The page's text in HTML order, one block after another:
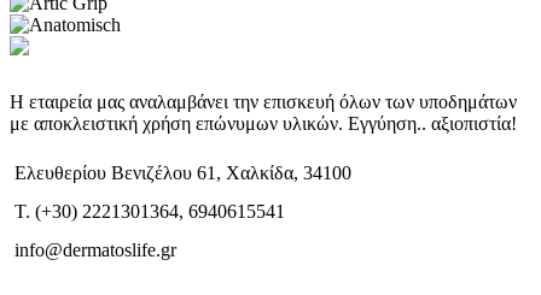
Η εταιρεία μας αναλαμβάνει την επισκευή όλων των υποδημάτων
με αποκλειστική χρήση επώνυμων υλικών. Εγγύηση.. αξιοπιστία!
Ελευθερίου Βενιζέλου 61, Χαλκίδα, 34100
T. (+30) 2221301364, 6940615541
info@dermatoslife.gr